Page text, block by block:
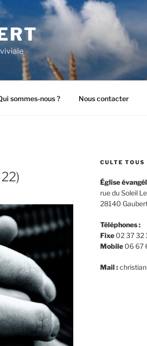
sommes-nous ? Nous contacter
CULTE
Église
rue du Soleil
28140
Téléphones :
Fixe02 37 32
Mobile06 67
Mail :